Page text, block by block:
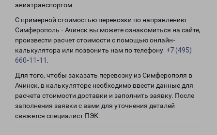
авиатранспортом.
С примерной стоимостью перевозки по направлению
Симферополь - Ачинск вы можете ознакомиться на сайте,
произвести расчет стоимости с помощью онлайн-
калькулятора или позвонить нам по телефону: +7 (495)
660-11-11
Для того, чтобы заказать перевозку из Симферополя в
Ачинск, в калькуляторе необходимо ввести данные для
расчета стоимости доставки и заполнить заявку. После
заполнения заявки с вами для уточнения деталей
свяжется специалист ПЭК.